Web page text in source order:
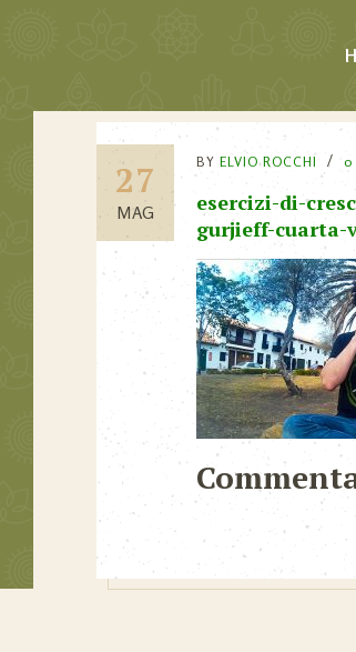
27
MAG
BY ELVIO ROCCHI 0
esercizi-di-
gurjieff-cuarta-